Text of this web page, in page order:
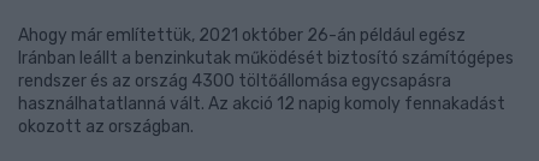
Ahogy már említettük, 2021 október 26-án például egész
Iránban leállt a benzinkutak működését biztosító számítógépes
rendszer és az ország 4300 töltőállomása egycsapásra
használhatatlanná vált. Az akció 12 napig komoly fennakadást
okozott az országban.